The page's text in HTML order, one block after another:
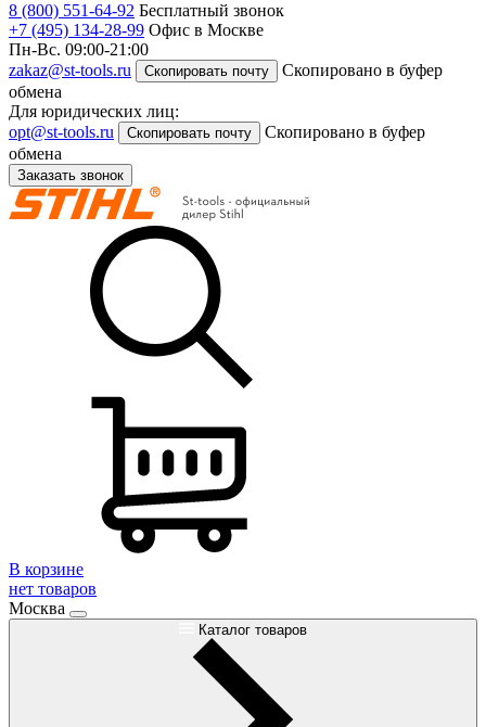
8 (800) 551-64-92 Бесплатный звонок
+7 (495) 134-28-99 Офис в Москве
Пн-Вс. 09:00-21:00
zakaz@st-tools.ru
Скопировать почту
Скопировано в буфер
обмена
Для юридических лиц:
opt@st-tools.ru
Скопировать почту
Скопировано в буфер
обмена
Заказать звонок
В корзине
нет товаров
Москва
Каталог товаров